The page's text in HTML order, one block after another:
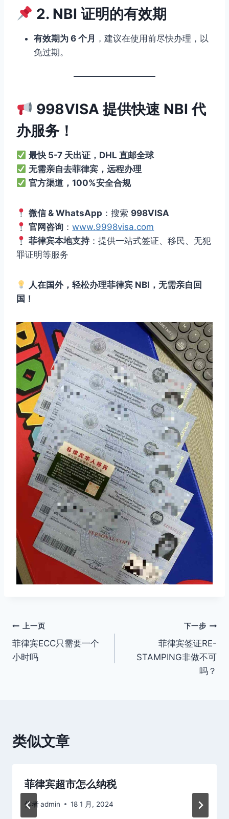
2. NBI 证明的有效期
有效期为 6 个月 ，建议在使用前尽快办理，以
免过期。
998VISA 提供快速 NBI 代
办服务！
最快 5-7 天出证，DHL 直邮全球
无需亲自去菲律宾，远程办理
官方渠道，100%安全合规
微信 & WhatsApp ：搜索 998VISA
官网咨询 ：www.9998visa.com
菲律宾本地支持：提供一站式签证、移民、无犯
罪证明等服务
人在国外，轻松办理菲律宾 NBI，无需亲自回
国！
文
章
上一页
菲律宾ECC只需要一个
小时吗
下一步
菲律宾签证RE-
STAMPING非做不可
吗？
类似文章
菲律宾超市怎么纳税
作者admin 18 1 月, 2024